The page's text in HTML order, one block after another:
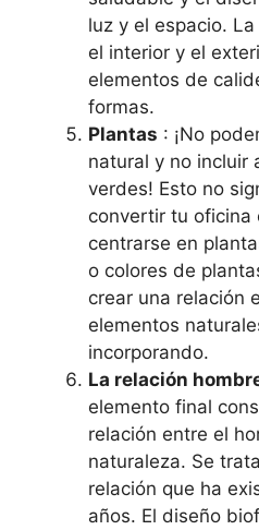
luz y el espacio.
el interior y el
elementos de
formas.
Plantas : ¡No
natural y no incluir
verdes! Esto no
convertir tu oficina
centrarse en
o colores de
crear una relación
elementos
incorporando.
La relación
elemento final
relación entre el
naturaleza. Se
relación que ha
años. El diseño